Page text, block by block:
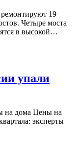
19
Четыре моста
в высокой…
упали
на дома Цены на
эксперты